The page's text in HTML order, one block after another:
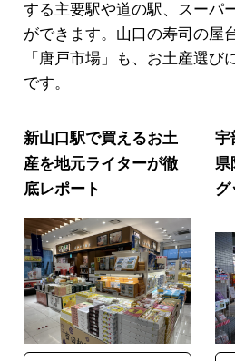
する主要駅や道の駅、スーパ
ができます。山口の寿司の屋
「唐戸市場」も、お土産選び
です。
新山口駅で買えるお土
産を地元ライターが徹
底レポート
宇
県
グ